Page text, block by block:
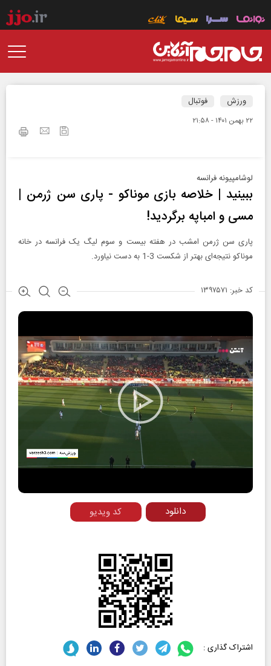
ورزش فوتبال
۲۲ بهمن ۱۴۰۱ - ۲۱:۵۸
لوشامپیونه فرانسه
ببینید | خلاصه بازی موناکو - پاری سن ژرمن |
مسی و امباپه برگردید!
پاری سن ژرمن امشب در هفته بیست و سوم لیگ یک فرانسه در خانه
موناکو نتیجه‌ای بهتر از شکست 3-1 به دست نیاورد.
کد خبر: ۱۳۹۷۵۷۱
Play
Video
کد ویدیو دانلود
اشتراک گذاری :